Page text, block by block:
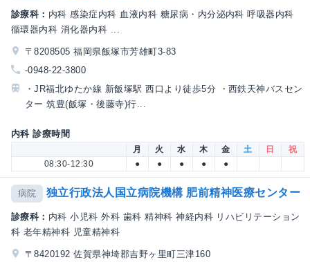
診療科： 内科 感染症内科 血液内科 糖尿病・内分泌内科 呼吸器内科
循環器内科 消化器内科 ...
〒8208505 福岡県飯塚市芳雄町3-83
-0948-22-3800
・JR福北ゆたか線 新飯塚駅 西口より徒歩5分 ・西鉄天神バスセン
ター 筑豊(飯塚・後藤寺)行...
内科 診療時間
月 火 水 木 金 土 日
祝
08:30-12:30
● ● ● ● ●
病院 独立行政法人国立病院機構 肥前精神医療センター
診療科： 内科 小児科 外科 歯科 精神科 神経内科 リハビリテーション
科 老年精神科 児童精神科
〒8420192 佐賀県神埼郡吉野ヶ里町三津160